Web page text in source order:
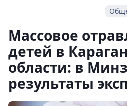
Массовое
детей в
области: в
результаты